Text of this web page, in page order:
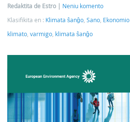
Redaktita de Estro
Neniu komento
Klasifikita en : Klimata ŝanĝo, Sano, Ekonomio
klimato, varmigo, klimata ŝanĝo